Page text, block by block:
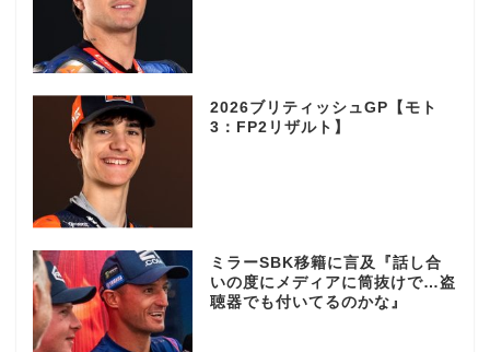
2026ブリティッシュGP【モト
3：FP2リザルト】
ミラーSBK移籍に言及『話し合
いの度にメディアに筒抜けで…盗
聴器でも付いてるのかな』